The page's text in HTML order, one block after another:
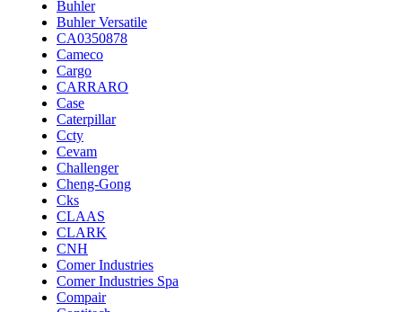
Buhler
Buhler Versatile
CA0350878
Cameco
Cargo
CARRARO
Case
Caterpillar
Ccty
Cevam
Challenger
Cheng-Gong
Cks
CLAAS
CLARK
CNH
Comer Industries
Comer Industries Spa
Compair